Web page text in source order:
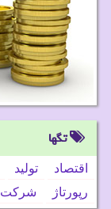
تگها
اقتصاد تولید
رپورتاژ
شركت